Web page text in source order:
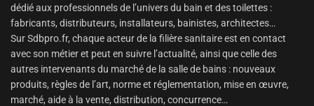
dédié aux professionnels de l’univers du bain et des toilettes :
fabricants, distributeurs, installateurs, bainistes, architectes…
Sur Sdbpro.fr, chaque acteur de la filière sanitaire est en contact
avec son métier et peut en suivre l’actualité, ainsi que celle des
autres intervenants du marché de la salle de bains : nouveaux
produits, règles de l’art, norme et réglementation, mise en œuvre,
marché, aide à la vente, distribution, concurrence…